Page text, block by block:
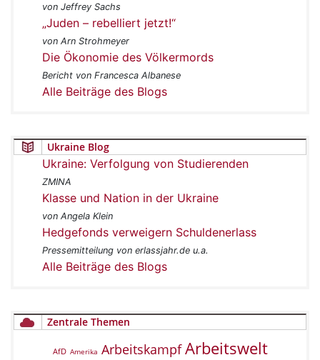
von Jeffrey Sachs
„Juden – rebelliert jetzt!“
von Arn Strohmeyer
Die Ökonomie des Völkermords
Bericht von Francesca Albanese
Alle Beiträge des Blogs
Ukraine Blog
Ukraine: Verfolgung von Studierenden
ZMINA
Klasse und Nation in der Ukraine
von Angela Klein
Hedgefonds verweigern Schuldenerlass
Pressemitteilung von erlassjahr.de u.a.
Alle Beiträge des Blogs
Zentrale Themen
AfD Amerika Arbeitskampf Arbeitswelt